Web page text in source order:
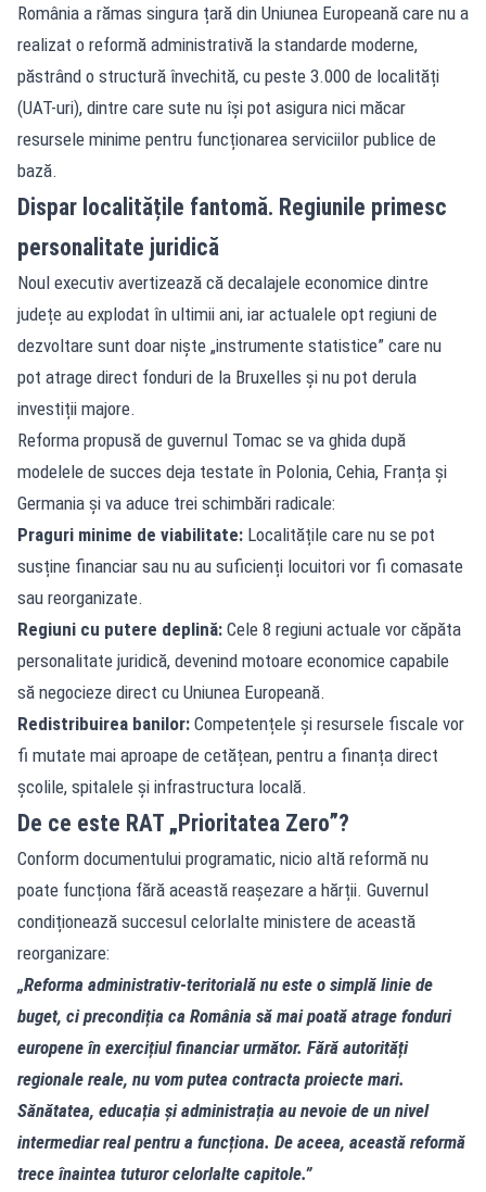
România a rămas singura țară din Uniunea Europeană care nu a
realizat o reformă administrativă la standarde moderne,
păstrând o structură învechită, cu peste 3.000 de localități
(UAT-uri), dintre care sute nu își pot asigura nici măcar
resursele minime pentru funcționarea serviciilor publice de
bază.
Dispar localitățile fantomă. Regiunile primesc
personalitate juridică
Noul executiv avertizează că decalajele economice dintre
județe au explodat în ultimii ani, iar actualele opt regiuni de
dezvoltare sunt doar niște „instrumente statistice” care nu
pot atrage direct fonduri de la Bruxelles și nu pot derula
investiții majore.
Reforma propusă de guvernul Tomac se va ghida după
modelele de succes deja testate în Polonia, Cehia, Franța și
Germania și va aduce trei schimbări radicale:
Praguri minime de viabilitate: Localitățile care nu se pot
susține financiar sau nu au suficienți locuitori vor fi comasate
sau reorganizate.
Regiuni cu putere deplină: Cele 8 regiuni actuale vor căpăta
personalitate juridică, devenind motoare economice capabile
să negocieze direct cu Uniunea Europeană.
Redistribuirea banilor: Competențele și resursele fiscale vor
fi mutate mai aproape de cetățean, pentru a finanța direct
școlile, spitalele și infrastructura locală.
De ce este RAT „Prioritatea Zero”?
Conform documentului programatic, nicio altă reformă nu
poate funcționa fără această reașezare a hărții. Guvernul
condiționează succesul celorlalte ministere de această
reorganizare:
„Reforma administrativ-teritorială nu este o simplă linie de
buget, ci precondiția ca România să mai poată atrage fonduri
europene în exercițiul financiar următor. Fără autorități
regionale reale, nu vom putea contracta proiecte mari.
Sănătatea, educația și administrația au nevoie de un nivel
intermediar real pentru a funcționa. De aceea, această reformă
trece înaintea tuturor celorlalte capitole.”